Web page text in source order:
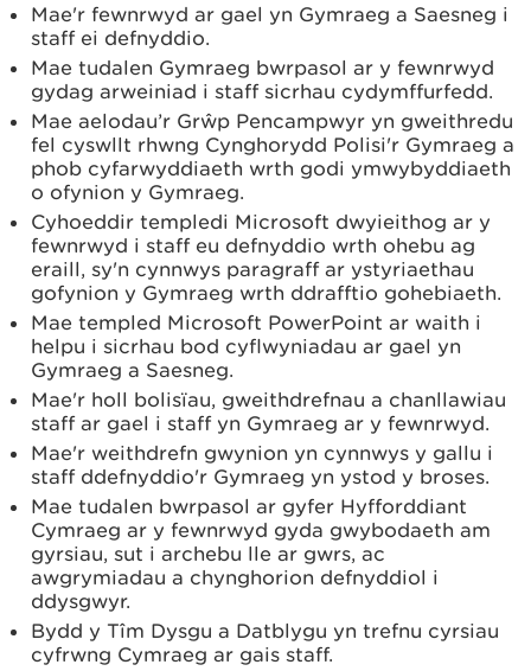
Mae'r fewnrwyd ar gael yn Gymraeg a Saesneg i
staff ei defnyddio.
Mae tudalen Gymraeg bwrpasol ar y fewnrwyd
gydag arweiniad i staff sicrhau cydymffurfedd.
Mae aelodau’r Grŵp Pencampwyr yn gweithredu
fel cyswllt rhwng Cynghorydd Polisi'r Gymraeg a
phob cyfarwyddiaeth wrth godi ymwybyddiaeth
o ofynion y Gymraeg.
Cyhoeddir templedi Microsoft dwyieithog ar y
fewnrwyd i staff eu defnyddio wrth ohebu ag
eraill, sy'n cynnwys paragraff ar ystyriaethau
gofynion y Gymraeg wrth ddrafftio gohebiaeth.
Mae templed Microsoft PowerPoint ar waith i
helpu i sicrhau bod cyflwyniadau ar gael yn
Gymraeg a Saesneg.
Mae'r holl bolisïau, gweithdrefnau a chanllawiau
staff ar gael i staff yn Gymraeg ar y fewnrwyd.
Mae'r weithdrefn gwynion yn cynnwys y gallu i
staff ddefnyddio'r Gymraeg yn ystod y broses.
Mae tudalen bwrpasol ar gyfer Hyfforddiant
Cymraeg ar y fewnrwyd gyda gwybodaeth am
gyrsiau, sut i archebu lle ar gwrs, ac
awgrymiadau a chynghorion defnyddiol i
ddysgwyr.
Bydd y Tîm Dysgu a Datblygu yn trefnu cyrsiau
cyfrwng Cymraeg ar gais staff.